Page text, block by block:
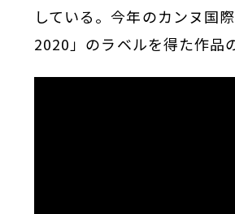
している。今年のカンヌ国
2020」のラベルを得た作品